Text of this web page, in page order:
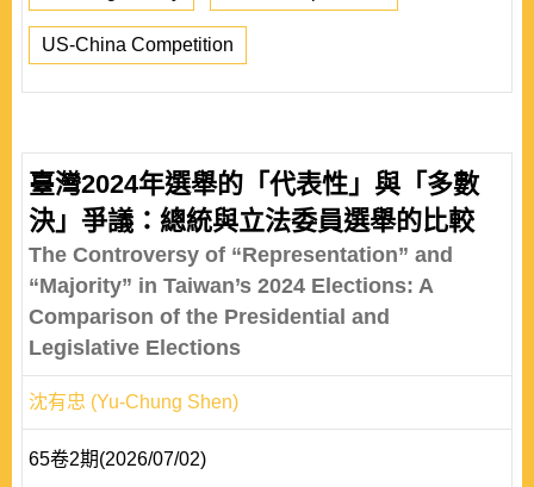
US-China Competition
臺灣2024年選舉的「代表性」與「多數
決」爭議：總統與立法委員選舉的比較
The Controversy of “Representation” and
“Majority” in Taiwan’s 2024 Elections: A
Comparison of the Presidential and
Legislative Elections
沈有忠 (Yu-Chung Shen)
65卷2期(2026/07/02)